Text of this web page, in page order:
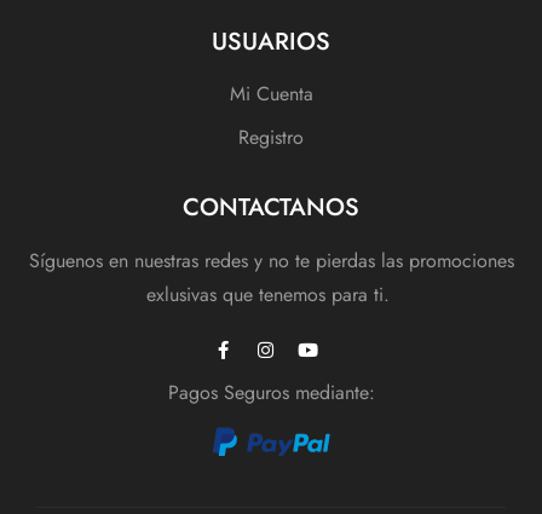
USUARIOS
Mi Cuenta
Registro
CONTACTANOS
Síguenos en nuestras redes y no te pierdas las promociones
exlusivas que tenemos para ti.
Pagos Seguros mediante: